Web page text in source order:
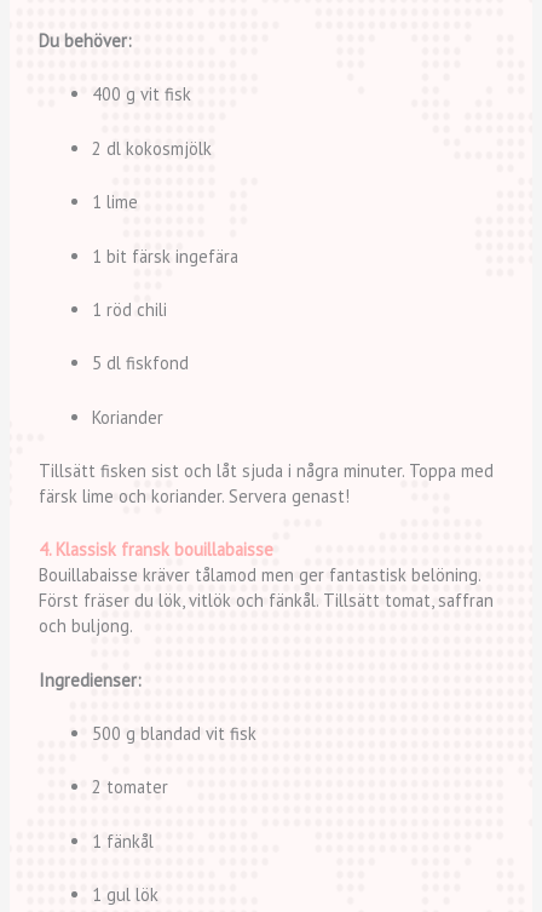
Du behöver:
400 g vit fisk
2 dl kokosmjölk
1 lime
1 bit färsk ingefära
1 röd chili
5 dl fiskfond
Koriander
Tillsätt fisken sist och låt sjuda i några minuter. Toppa med
färsk lime och koriander. Servera genast!
4. Klassisk fransk bouillabaisse
Bouillabaisse kräver tålamod men ger fantastisk belöning.
Först fräser du lök, vitlök och fänkål. Tillsätt tomat, saffran
och buljong.
Ingredienser:
500 g blandad vit fisk
2 tomater
1 fänkål
1 gul lök